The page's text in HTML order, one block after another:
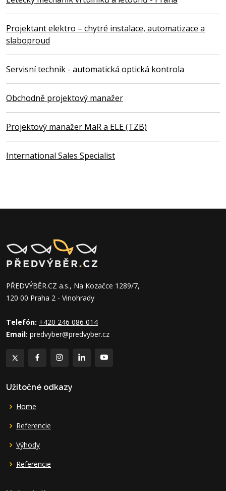
Projektant elektro – chytré instalace, automatizace a
slaboproud
Servisní technik - automatická optická kontrola
Obchodně projektový manažer
Projektový manažer MaR a ELE (TZB)
International Sales Specialist
PŘEDVÝBĚR.CZ a.s., Na Kozačce 1289/7,
120 00 Praha 2 - Vinohrady
Telefón: +420 246 086 014
Email: predvyber@predvyber.cz
Užitočné odkazy
Home
Referencie
Výhody
Referencie